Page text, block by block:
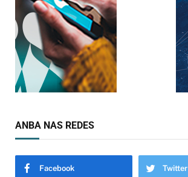
ANBA NAS REDES
Facebook Twitter